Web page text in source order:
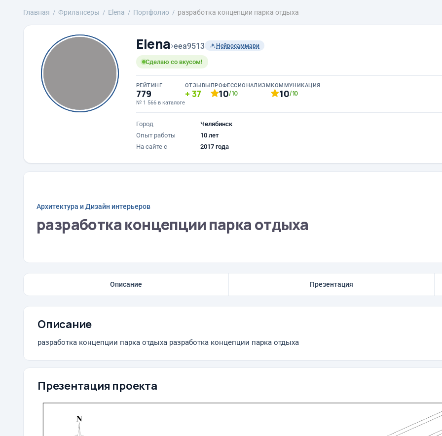
Главная Фрилансеры Elena Портфолио разработка концепции парка отдыха
Elena›eea9513 Нейросаммари
Сделаю со вкусом!
РЕЙТИНГ
779
№ 1 566 в каталоге
ОТЗЫВЫ
37
ПРОФЕССИОНАЛИЗМ
10/10
КОММУНИКАЦИЯ
10/10
Город
Челябинск
Опыт работы
10 лет
На сайте с
2017 года
Архитектура и Дизайн интерьеров
разработка концепции парка отдыха
Описание Презентация
Описание
разработка концепции парка отдыха разработка концепции парка отдыха
Презентация проекта